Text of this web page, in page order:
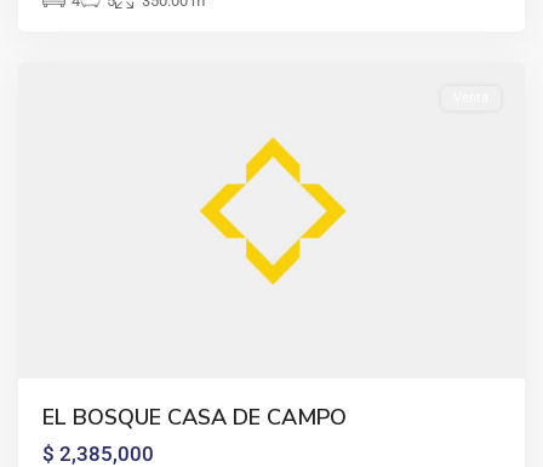
de
EL BOSQUE CASA DE CAMPO
$ 2,385,000